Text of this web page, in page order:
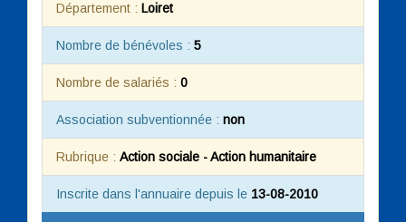
Département : Loiret
Nombre de bénévoles : 5
Nombre de salariés : 0
Association subventionnée : non
Rubrique : Action sociale - Action humanitaire
Inscrite dans l'annuaire depuis le 13-08-2010